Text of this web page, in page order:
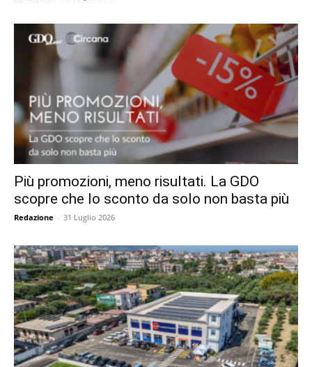
Più promozioni, meno risultati. La GDO
scopre che lo sconto da solo non basta più
Redazione - 31 Luglio 2026